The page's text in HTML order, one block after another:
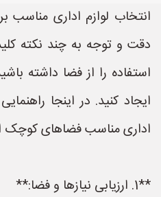
انتخاب لوازم اداری مناسب
دقت و توجه به چند نکته
استفاده را از فضا داشته
ایجاد کنید. در اینجا
اداری مناسب فضاهای کوچک
**1. ارزیابی نیازها و فضا:**